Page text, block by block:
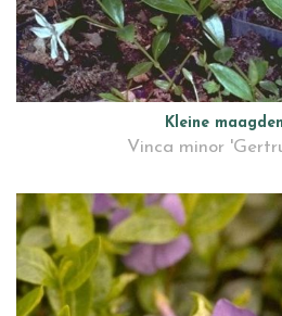
Kleine
Vinca minor